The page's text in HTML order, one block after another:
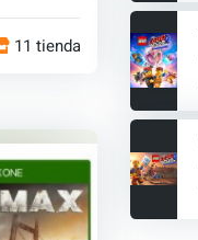
11 tiendas